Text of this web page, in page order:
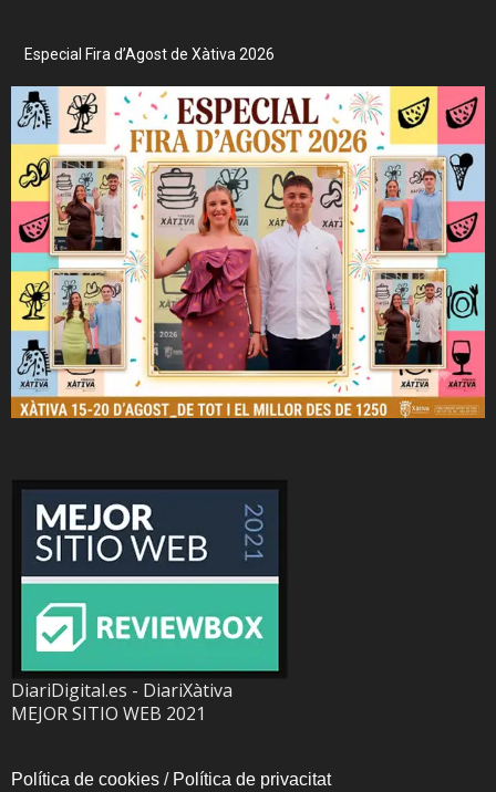
Especial Fira d’Agost de Xàtiva 2026
DiariDigital.es - DiariXàtiva
MEJOR SITIO WEB 2021
Política de cookies / Política de privacitat